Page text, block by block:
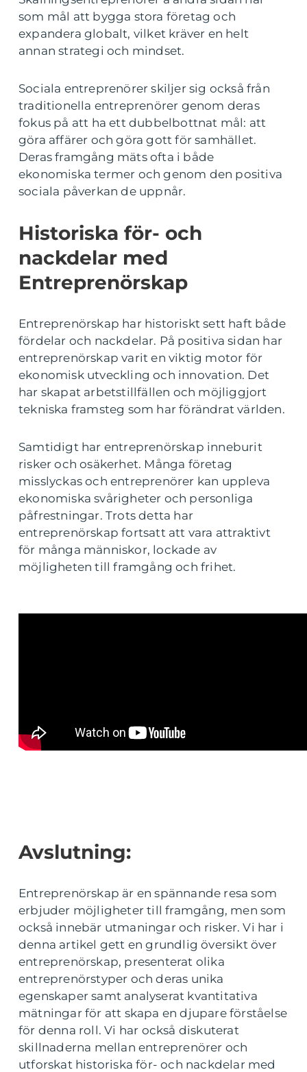
som mål att bygga stora företag och
expandera globalt, vilket kräver en helt
annan strategi och mindset.
Sociala entreprenörer skiljer sig också från
traditionella entreprenörer genom deras
fokus på att ha ett dubbelbottnat mål: att
göra affärer och göra gott för samhället.
Deras framgång mäts ofta i både
ekonomiska termer och genom den positiva
sociala påverkan de uppnår.
Historiska för- och
nackdelar med
Entreprenörskap
Entreprenörskap har historiskt sett haft både
fördelar och nackdelar. På positiva sidan har
entreprenörskap varit en viktig motor för
ekonomisk utveckling och innovation. Det
har skapat arbetstillfällen och möjliggjort
tekniska framsteg som har förändrat världen.
Samtidigt har entreprenörskap inneburit
risker och osäkerhet. Många företag
misslyckas och entreprenörer kan uppleva
ekonomiska svårigheter och personliga
påfrestningar. Trots detta har
entreprenörskap fortsatt att vara attraktivt
för många människor, lockade av
möjligheten till framgång och frihet.
Avslutning:
Entreprenörskap är en spännande resa som
erbjuder möjligheter till framgång, men som
också innebär utmaningar och risker. Vi har i
denna artikel gett en grundlig översikt över
entreprenörskap, presenterat olika
entreprenörstyper och deras unika
egenskaper samt analyserat kvantitativa
mätningar för att skapa en djupare förståelse
för denna roll. Vi har också diskuterat
skillnaderna mellan entreprenörer och
utforskat historiska för- och nackdelar med